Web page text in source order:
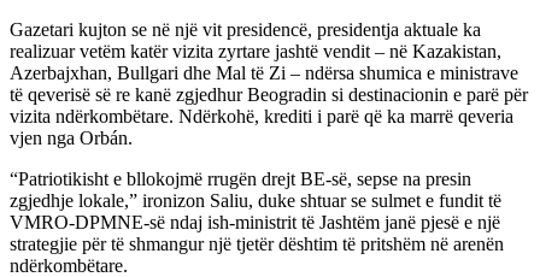
Gazetari kujton se në një vit presidencë, presidentja aktuale ka
realizuar vetëm katër vizita zyrtare jashtë vendit – në Kazakistan,
Azerbajxhan, Bullgari dhe Mal të Zi – ndërsa shumica e ministrave
të qeverisë së re kanë zgjedhur Beogradin si destinacionin e parë për
vizita ndërkombëtare. Ndërkohë, krediti i parë që ka marrë qeveria
vjen nga Orbán.
“Patriotikisht e bllokojmë rrugën drejt BE-së, sepse na presin
zgjedhje lokale,” ironizon Saliu, duke shtuar se sulmet e fundit të
VMRO-DPMNE-së ndaj ish-ministrit të Jashtëm janë pjesë e një
strategjie për të shmangur një tjetër dështim të pritshëm në arenën
ndërkombëtare.